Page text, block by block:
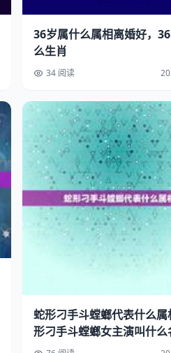
36岁属什么属相离婚好，
么生肖
34 阅读
蛇形刁手斗螳螂代表什么属
形刁手斗螳螂女主演叫什么